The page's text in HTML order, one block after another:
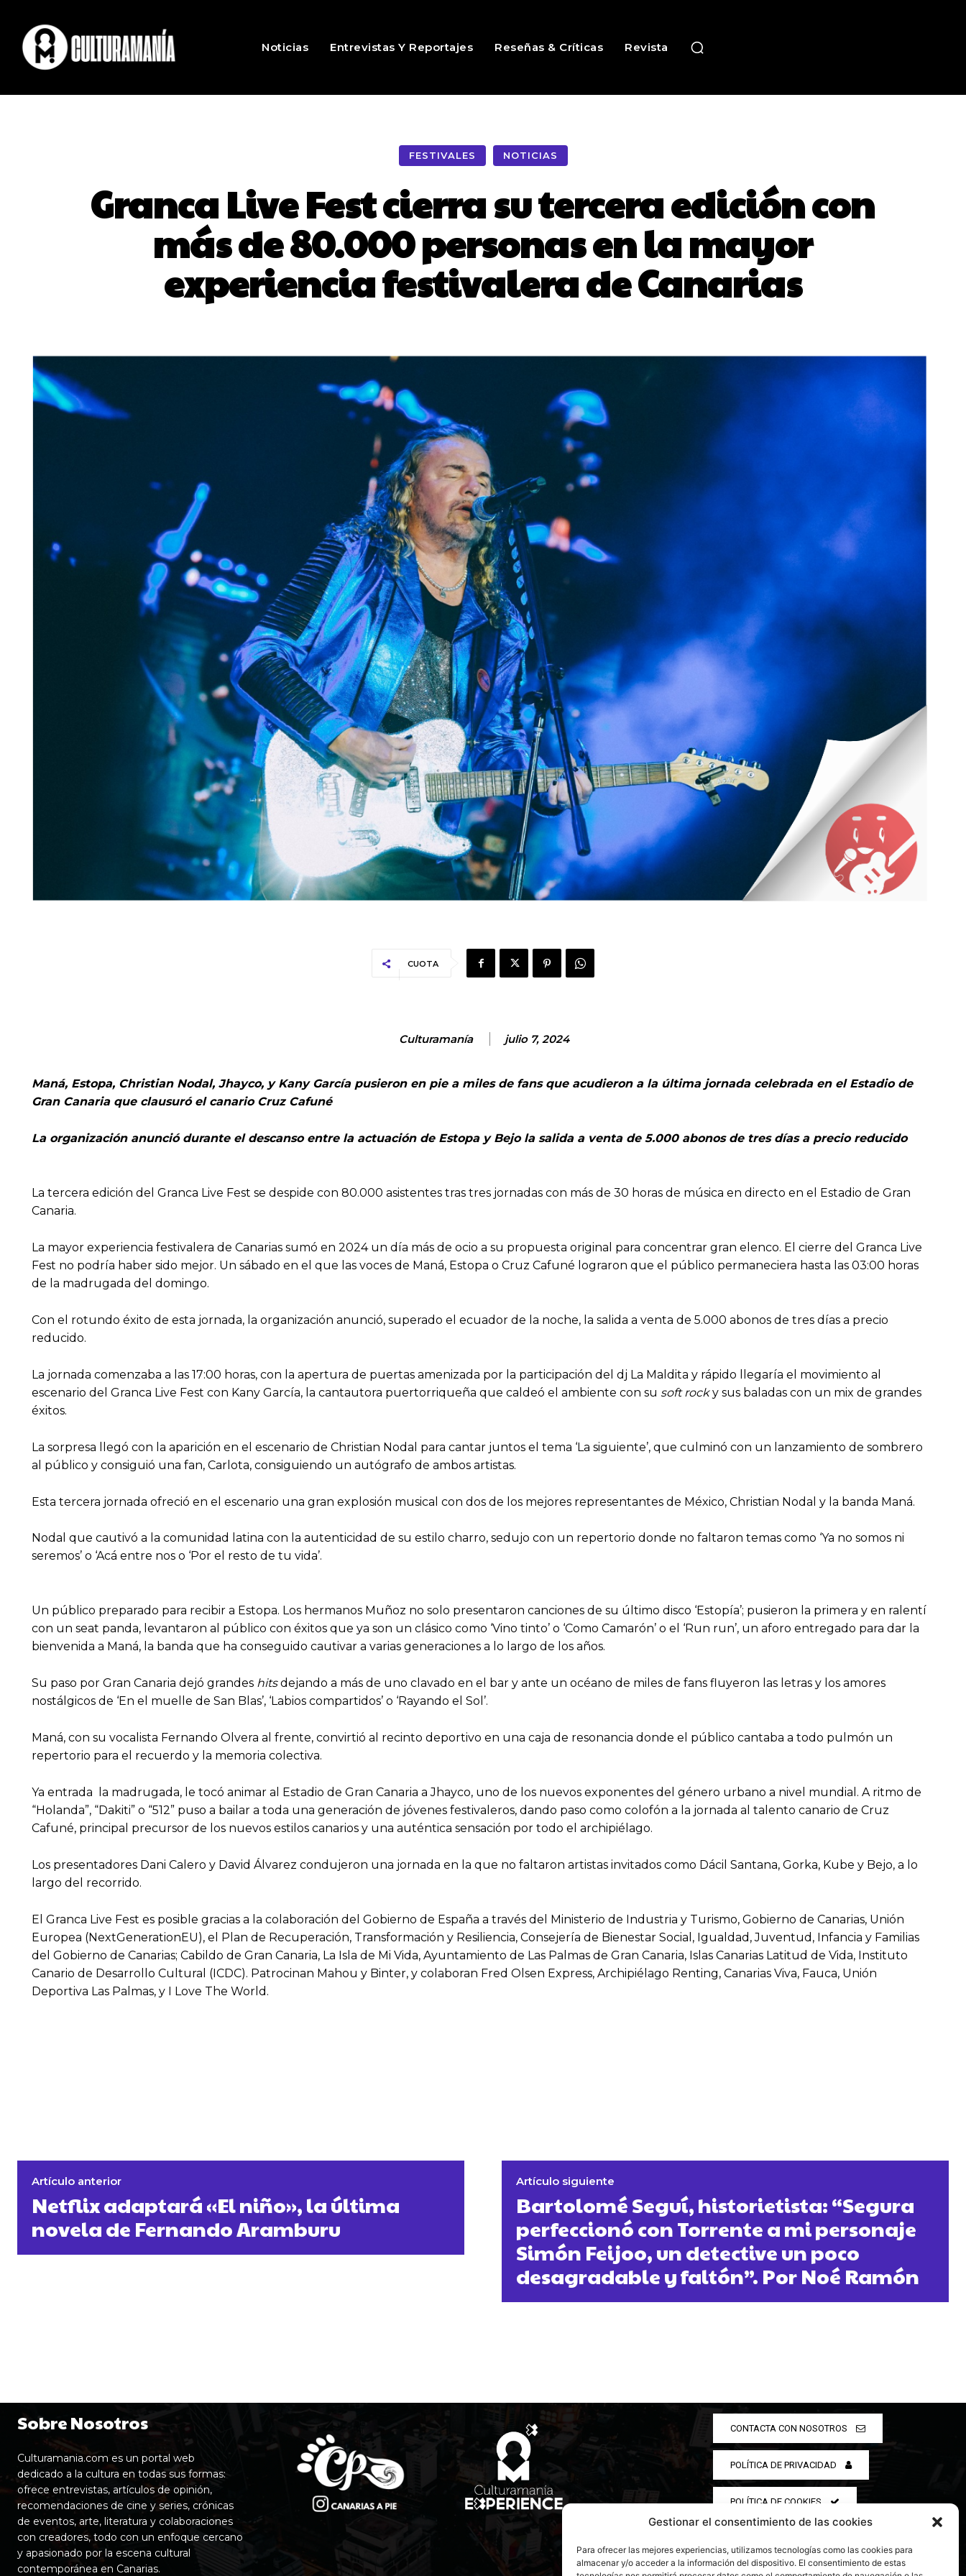
Gestionar el consentimiento de las cookies
Para ofrecer las mejores experiencias, utilizamos tecnologías como las cookies para
almacenar y/o acceder a la información del dispositivo. El consentimiento de estas
Noticias Entrevistas Y Reportajes Reseñas & Críticas Revista
FESTIVALES NOTICIAS
Granca Live Fest cierra su tercera edición con
más de 80.000 personas en la mayor
experiencia festivalera de Canarias
CUOTA
Culturamanía julio 7, 2024
Maná, Estopa, Christian Nodal, Jhayco, y Kany García pusieron en pie a miles de fans que acudieron a la última jornada celebrada en el Estadio de
Gran Canaria que clausuró el canario Cruz Cafuné
La organización anunció durante el descanso entre la actuación de Estopa y Bejo la salida a venta de 5.000 abonos de tres días a precio reducido
La tercera edición del Granca Live Fest se despide con 80.000 asistentes tras tres jornadas con más de 30 horas de música en directo en el Estadio de Gran
Canaria.
La mayor experiencia festivalera de Canarias sumó en 2024 un día más de ocio a su propuesta original para concentrar gran elenco. El cierre del Granca Live
Fest no podría haber sido mejor. Un sábado en el que las voces de Maná, Estopa o Cruz Cafuné lograron que el público permaneciera hasta las 03:00 horas
de la madrugada del domingo.
Con el rotundo éxito de esta jornada, la organización anunció, superado el ecuador de la noche, la salida a venta de 5.000 abonos de tres días a precio
reducido.
La jornada comenzaba a las 17:00 horas, con la apertura de puertas amenizada por la participación del dj La Maldita y rápido llegaría el movimiento al
escenario del Granca Live Fest con Kany García, la cantautora puertorriqueña que caldeó el ambiente con su soft rocky sus baladas con un mix de grandes
éxitos.
La sorpresa llegó con la aparición en el escenario de Christian Nodal para cantar juntos el tema ‘La siguiente’, que culminó con un lanzamiento de sombrero
al público y consiguió una fan, Carlota, consiguiendo un autógrafo de ambos artistas.
Esta tercera jornada ofreció en el escenario una gran explosión musical con dos de los mejores representantes de México, Christian Nodal y la banda Maná.
Nodal que cautivó a la comunidad latina con la autenticidad de su estilo charro, sedujo con un repertorio donde no faltaron temas como ‘Ya no somos ni
seremos’ o ‘Acá entre nos o ‘Por el resto de tu vida’.
Un público preparado para recibir a Estopa. Los hermanos Muñoz no solo presentaron canciones de su último disco ‘Estopía’; pusieron la primera y en ralentí
con un seat panda, levantaron al público con éxitos que ya son un clásico como ‘Vino tinto’ o ‘Como Camarón’ o el ‘Run run’, un aforo entregado para dar la
bienvenida a Maná, la banda que ha conseguido cautivar a varias generaciones a lo largo de los años.
Su paso por Gran Canaria dejó grandes hitsdejando a más de uno clavado en el bar y ante un océano de miles de fans fluyeron las letras y los amores
nostálgicos de ‘En el muelle de San Blas’, ‘Labios compartidos’ o ‘Rayando el Sol’.
Maná, con su vocalista Fernando Olvera al frente, convirtió al recinto deportivo en una caja de resonancia donde el público cantaba a todo pulmón un
repertorio para el recuerdo y la memoria colectiva.
Ya entrada la madrugada, le tocó animar al Estadio de Gran Canaria a Jhayco, uno de los nuevos exponentes del género urbano a nivel mundial. A ritmo de
“Holanda”, “Dakiti” o “512” puso a bailar a toda una generación de jóvenes festivaleros, dando paso como colofón a la jornada al talento canario de Cruz
Cafuné, principal precursor de los nuevos estilos canarios y una auténtica sensación por todo el archipiélago.
Los presentadores Dani Calero y David Álvarez condujeron una jornada en la que no faltaron artistas invitados como Dácil Santana, Gorka, Kube y Bejo, a lo
largo del recorrido.
El Granca Live Fest es posible gracias a la colaboración del Gobierno de España a través del Ministerio de Industria y Turismo, Gobierno de Canarias, Unión
Europea (NextGenerationEU), el Plan de Recuperación, Transformación y Resiliencia, Consejería de Bienestar Social, Igualdad, Juventud, Infancia y Familias
del Gobierno de Canarias; Cabildo de Gran Canaria, La Isla de Mi Vida, Ayuntamiento de Las Palmas de Gran Canaria, Islas Canarias Latitud de Vida, Instituto
Canario de Desarrollo Cultural (ICDC). Patrocinan Mahou y Binter, y colaboran Fred Olsen Express, Archipiélago Renting, Canarias Viva, Fauca, Unión
Deportiva Las Palmas, y I Love The World.
Artículo anterior
Netflix adaptará «El niño», la última
novela de Fernando Aramburu
Artículo siguiente
Bartolomé Seguí, historietista: “Segura
perfeccionó con Torrente a mi personaje
Simón Feijoo, un detective un poco
desagradable y faltón”. Por Noé Ramón
Sobre Nosotros
Culturamania.com es un portal web
dedicado a la cultura en todas sus formas:
ofrece entrevistas, artículos de opinión,
recomendaciones de cine y series, crónicas
de eventos, arte, literatura y colaboraciones
con creadores, todo con un enfoque cercano
y apasionado por la escena cultural
contemporánea en Canarias.
CONTACTA CON NOSOTROS
POLÍTICA DE PRIVACIDAD
POLÍTICA DE COOKIES